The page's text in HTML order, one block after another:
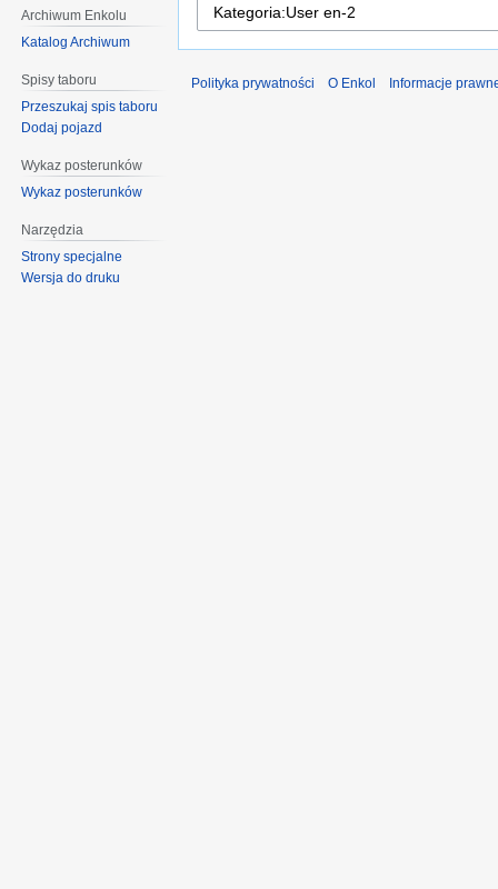
Archiwum Enkolu
Katalog Archiwum
Spisy taboru
Przeszukaj spis taboru
Dodaj pojazd
Wykaz posterunków
Wykaz posterunków
Narzędzia
Strony specjalne
Wersja do druku
Polityka prywatności O Enkol Informacje